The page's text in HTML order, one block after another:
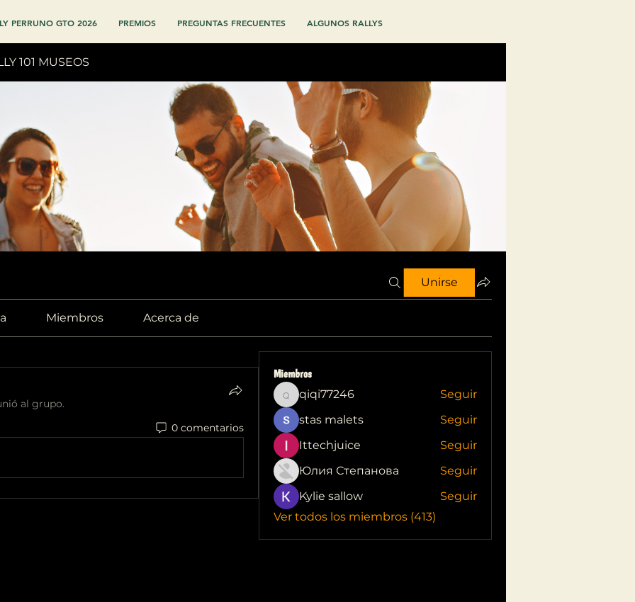
PERRUNO GTO 2026 PREMIOS PREGUNTAS FRECUENTES ALGUNOS RALLYS
101 MUSEOS
Unirse
Miembros Acerca de
al grupo.
0 comentarios
Miembros
qiqi77246
qiqi77246
Seguir
stas malets
Seguir
Ittechjuice
Seguir
Юлия Степанова
Seguir
Kylie sallow
Seguir
Ver todos los miembros (413)